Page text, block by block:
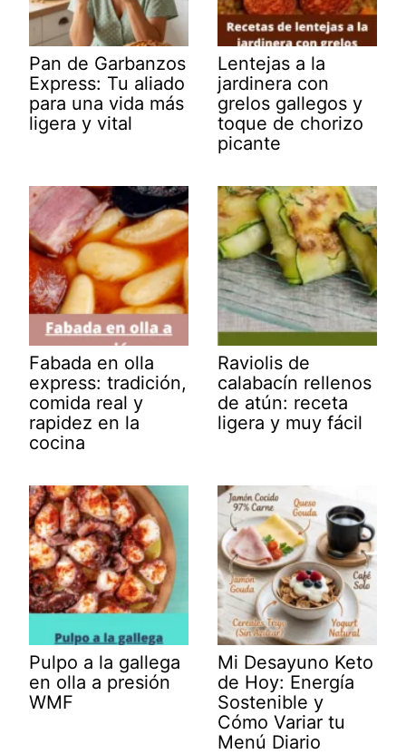
Pan de Garbanzos
Express: Tu aliado
para una vida más
ligera y vital
Lentejas a la
jardinera con
grelos gallegos y
toque de chorizo
picante
Fabada en olla
express: tradición,
comida real y
rapidez en la
cocina
Raviolis de
calabacín rellenos
de atún: receta
ligera y muy fácil
Pulpo a la gallega
en olla a presión
WMF
Mi Desayuno Keto
de Hoy: Energía
Sostenible y
Cómo Variar tu
Menú Diario